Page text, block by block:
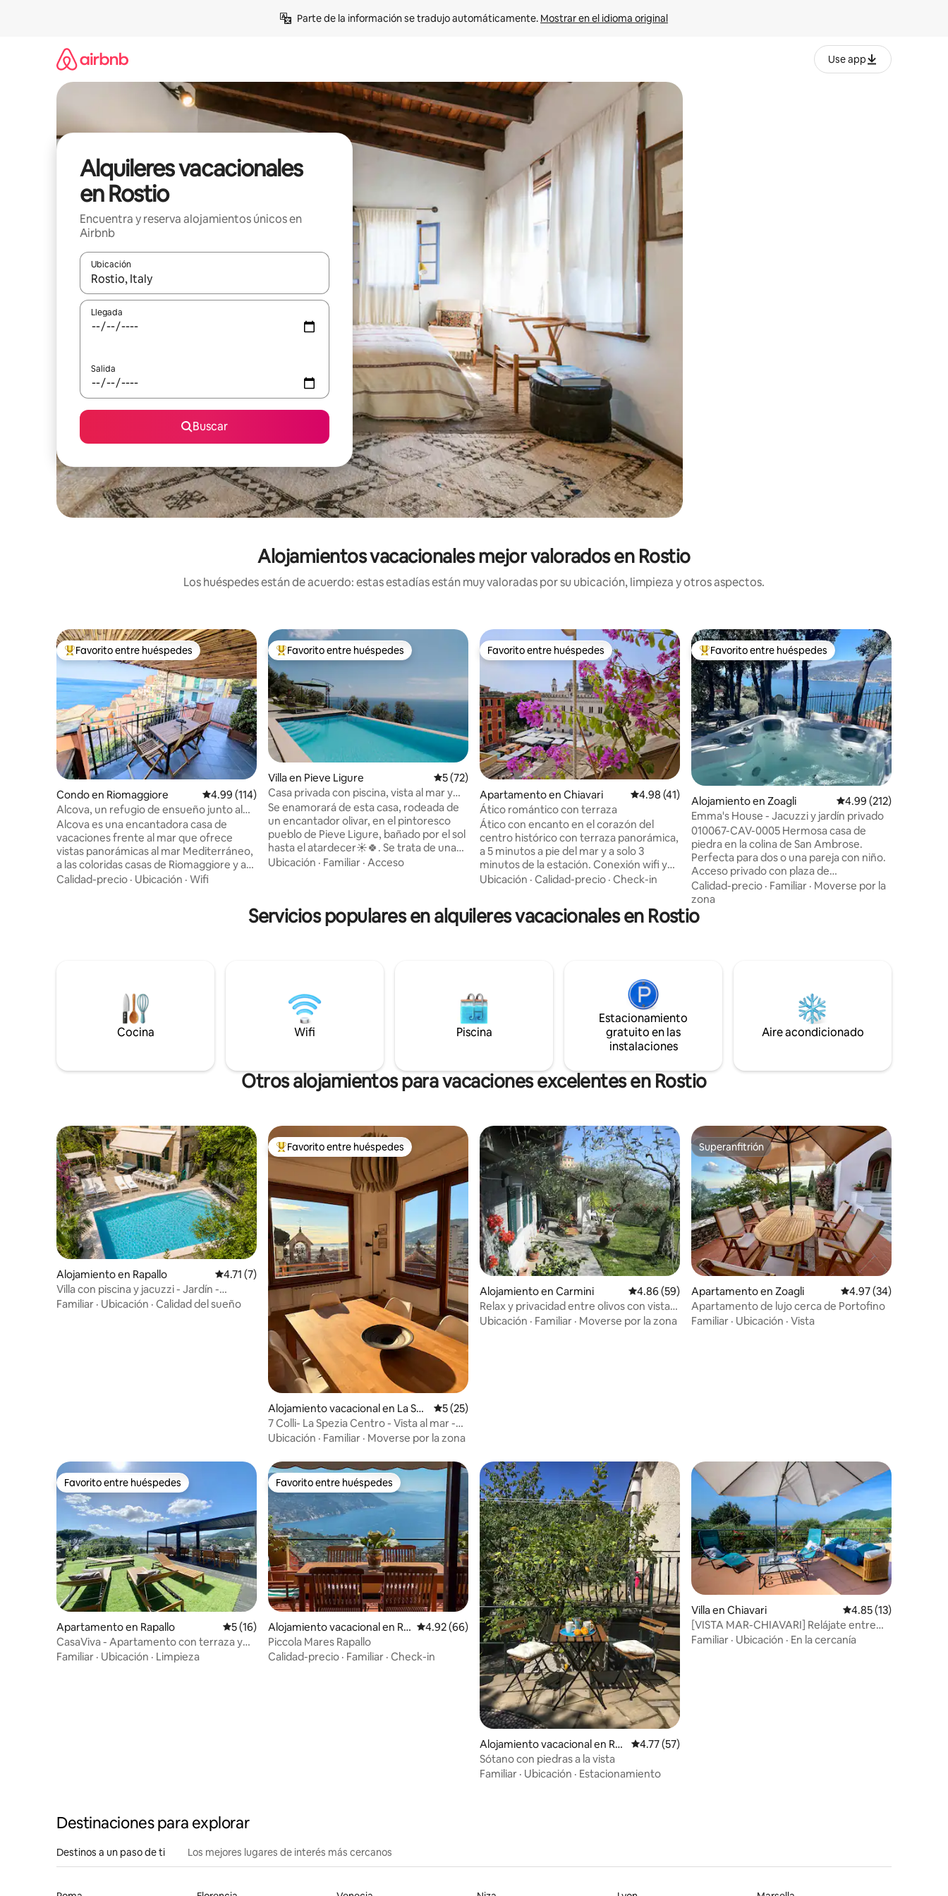
Parte de la información se tradujo automáticamente. Mostrar en el idioma original
Use app
Alquileres vacacionales
en Rostio
Encuentra y reserva alojamientos únicos en
Airbnb
Ubicación
Cuando los resultados estén disponibles, navega con las teclas de flecha hacia arriba y hacia abajo o explora con el tacto o desliza el dedo.
Llegada
Salida
Buscar
Alojamientos vacacionales mejor valorados en Rostio
Los huéspedes están de acuerdo: estas estadías están muy valoradas por su ubicación, limpieza y otros aspectos.
Favorito entre huéspedes preferido
Favorito entre huéspedes
Condo en Riomaggiore Calificación promedio: 4.99 de 5, 114 reseñas
4.99 (114)
Alcova, un refugio de ensueño junto al
mar
Alcova es una encantadora casa de
vacaciones frente al mar que ofrece
vistas panorámicas al mar Mediterráneo,
a las coloridas casas de Riomaggiore y a
los viñedos en terrazas desde la terraza
lugar apartado donde disfrutará de paz y
disfruten de sus vacaciones en Cinque
Terre como si fueran de la zona!
Calidad-precio · Ubicación · Wifi
Favorito entre huéspedes preferido
Favorito entre huéspedes
Villa en Pieve Ligure Calificación promedio: 5 de 5, 72 reseñas
5 (72)
Casa privada con piscina, vista al mar y
olivar
Se enamorará de esta casa, rodeada de
un encantador olivar, en el pintoresco
pueblo de Pieve Ligure, bañado por el sol
hasta el atardecer☀️🍀. Se trata de una
antigua casa de campo, convertida en un
infinita y una pequeña bañera de
hidromasaje climatizada para dos
mar!🏝️​
Ubicación · Familiar · Acceso
Favorito entre huéspedes
Favorito entre huéspedes
Apartamento en Chiavari Calificación promedio: 4.98 de 5, 41 reseñas
4.98 (41)
Ático romántico con terraza
Ático con encanto en el corazón del
centro histórico con terraza panorámica,
a 5 minutos a pie del mar y a solo 3
minutos de la estación. Conexión wifi y
aire acondicionado. Ofrece a los
matrimonio y vestidor, cocina decorada
con azulejos, aparadores de época y
cenas románticas a la luz de las velas,
baño con bañera de hidromasaje.
Ubicación · Calidad-precio · Check-in
Favorito entre huéspedes preferido
Favorito entre huéspedes
Alojamiento en Zoagli Calificación promedio:
4.99 (212)
Emma's House - Jacuzzi y jardín privado
010067-CAV-0005 Hermosa casa de
piedra en la colina de San Ambrose.
Perfecta para dos o una pareja con niño.
Acceso privado con plaza de
aparcamiento. Magnífica arboleda
privada con bañera de hidromasaje de 4
plazas con vistas a Portofino. (JACUZZI
INCLUIDO del 01/05 al 30/09, FUERA DE
con ducha y sala de estar con cocina con
vistas a otro jardín privado con tumbona
Calidad-precio · Familiar · Moverse por la
zona
Servicios populares en alquileres vacacionales en Rostio
Cocina Wifi Piscina
Estacionamiento
gratuito en las
instalaciones
Aire acondicionado
Otros alojamientos para vacaciones excelentes en Rostio
Alojamiento en Rapallo Calificación promedio: 4.71 de 5, 7 reseñas
4.71 (7)
Villa con piscina y jacuzzi - Jardín -
Estacionamiento - Aire acondicionado
Familiar · Ubicación · Calidad del sueño
Favorito entre huéspedes preferido
Favorito entre huéspedes
Alojamiento vacacional en La Sp
ezia
Calificación promedio: 5 de 5, 25 reseñas
5 (25)
7 Colli- La Spezia Centro - Vista al mar -
5Terre
Ubicación · Familiar · Moverse por la zona
Alojamiento en Carmini Calificación promedio: 4.86 de 5, 59 reseñas
4.86 (59)
Relax y privacidad entre olivos con vistas
al mar Chiavari
Ubicación · Familiar · Moverse por la zona
Superanfitrión
Superanfitrión
Apartamento en Zoagli Calificación
4.97 (34)
Apartamento de lujo cerca de Portofino
Familiar · Ubicación · Vista
Favorito entre huéspedes
Favorito entre huéspedes
Apartamento en Rapallo Calificación promedio: 5 de 5, 16 reseñas
5 (16)
CasaViva - Apartamento con terraza y
aparcamiento en Rapallo
Familiar · Ubicación · Limpieza
Favorito entre huéspedes
Favorito entre huéspedes
Alojamiento vacacional en Ra
pallo
Calificación promedio: 4.92 de 5, 66 reseñas
4.92 (66)
Piccola Mares Rapallo
Calidad-precio · Familiar · Check-in
Alojamiento vacacional en Ro
stio
Calificación promedio: 4.77 de 5, 57 reseñas
4.77 (57)
Sótano con piedras a la vista
Familiar · Ubicación · Estacionamiento
Villa en Chiavari Calificación
4.85 (13)
[VISTA MAR-CHIAVARI] Relájate entre
olivos
Familiar · Ubicación · En la cercanía
Destinaciones para explorar
Destinos a un paso de ti Los mejores lugares de interés más cercanos